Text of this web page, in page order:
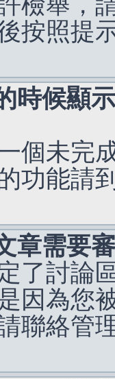
按照提
時候顯
個未完
功能請
章需要
了討論
因為您
聯絡管